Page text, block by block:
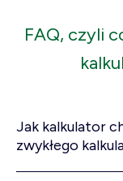
FAQ, czyli
Jak kalkulator
zwykłego